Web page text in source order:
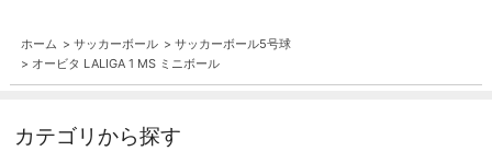
ホーム > サッカーボール > サッカーボール5号球
> オービタ LALIGA 1 MS ミニボール
カテゴリから探す